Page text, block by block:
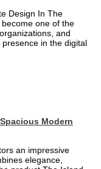
Design In The
one of the
and
in the digital
Modern
an impressive
elegance,